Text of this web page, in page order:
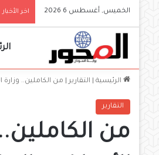
الخميس, أغسطس 6 2026 اخر الأخبار
الرئيسية التقارير من الكاملين..
التقارير
من